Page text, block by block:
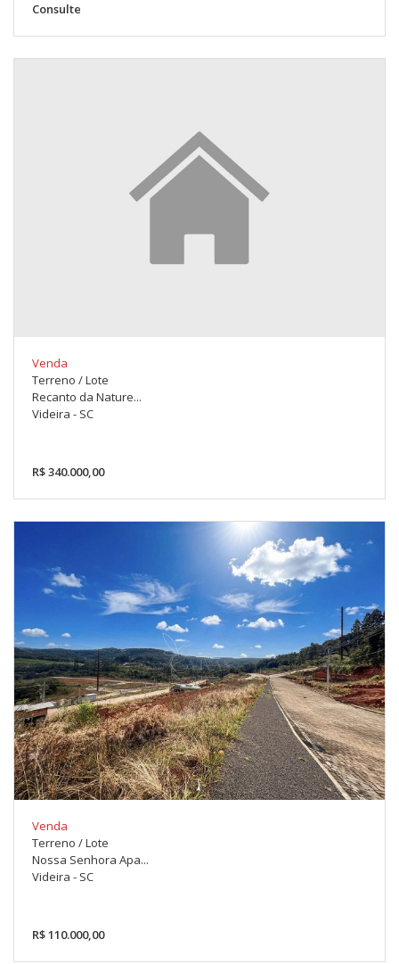
Consulte
Venda
Terreno / Lote
Recanto da Nature...
Videira - SC
R$ 340.000,00
Venda
Terreno / Lote
Nossa Senhora Apa...
Videira - SC
R$ 110.000,00